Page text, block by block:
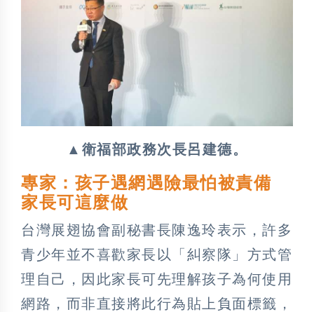
▲衛福部政務次長呂建德。
專家：孩子遇網遇險最怕被責備
家長可這麼做
台灣展翅協會副秘書長陳逸玲表示，許多
青少年並不喜歡家長以「糾察隊」方式管
理自己，因此家長可先理解孩子為何使用
網路，而非直接將此行為貼上負面標籤，